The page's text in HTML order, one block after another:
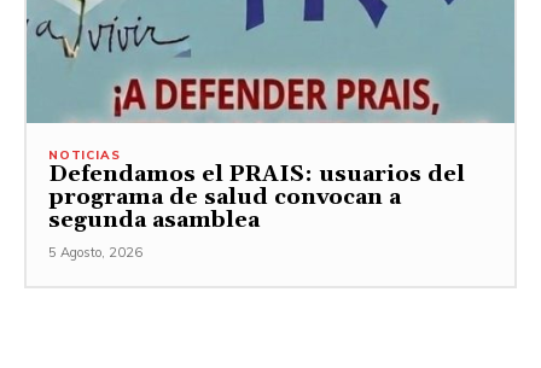
NOTICIAS
Defendamos el PRAIS: usuarios del
programa de salud convocan a
segunda asamblea
5 Agosto, 2026